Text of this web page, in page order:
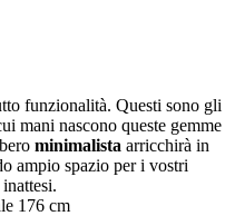
funzionalità. Questi sono gli
mani nascono queste gemme
minimalista arricchirà in
ampio spazio per i vostri
176 cm